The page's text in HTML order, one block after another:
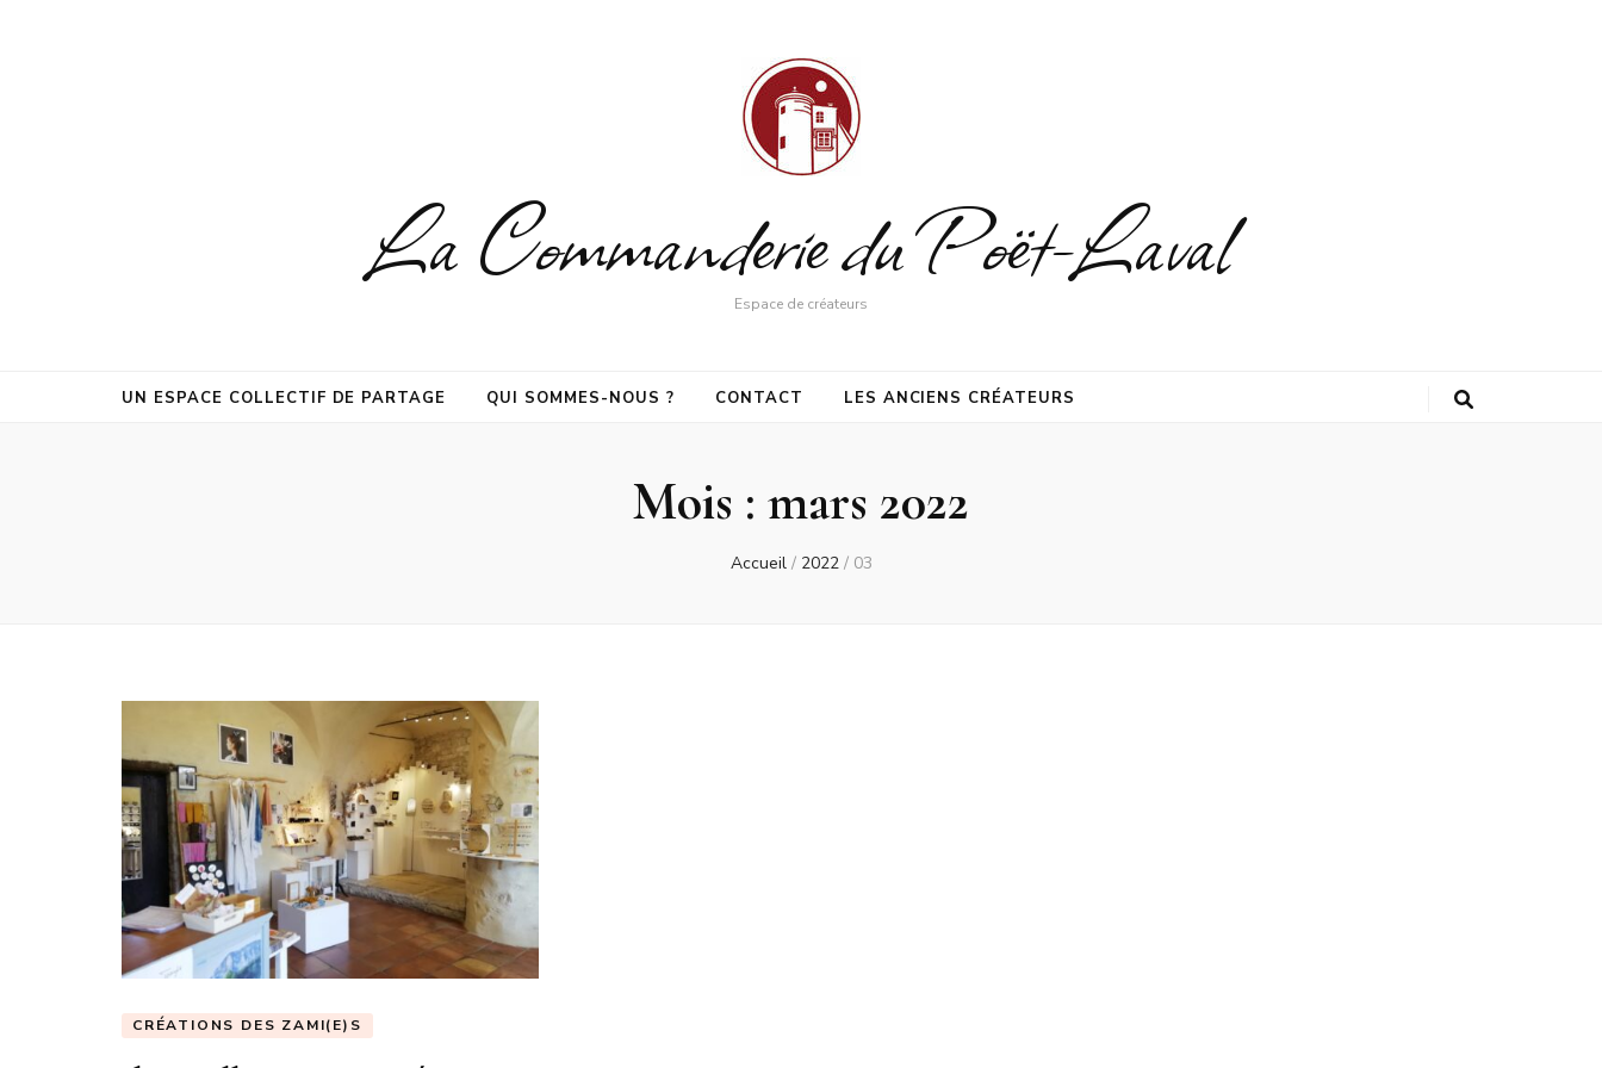
La Commanderie du Poët-Laval
Espace de créateurs
UN ESPACE COLLECTIF DE PARTAGE QUI SOMMES-NOUS ? CONTACT LES ANCIENS CRÉATEURS
Mois : mars 2022
Accueil / 2022 / 03
CRÉATIONS DES ZAMI(E)S